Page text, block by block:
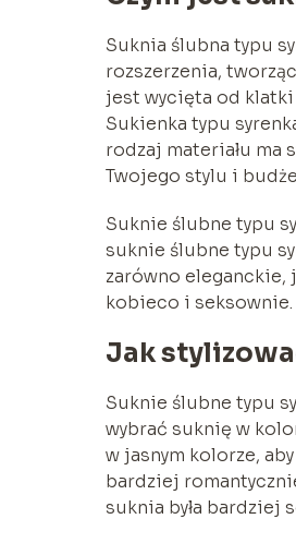
Suknia ślubna typu
rozszerzenia,
jest wycięta od klatki
Sukienka typu
rodzaj materiału ma
Twojego stylu i
Suknie ślubne typu
suknie ślubne typu
zarówno eleganckie,
kobieco i seksownie.
Jak
Suknie ślubne typu
wybrać suknię w
w jasnym kolorze,
bardziej
suknia była bardziej